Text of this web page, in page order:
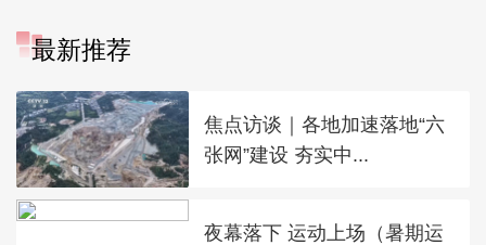
最新推荐
焦点访谈｜各地加速落地“六
张网”建设 夯实中...
夜幕落下 运动上场（暑期运